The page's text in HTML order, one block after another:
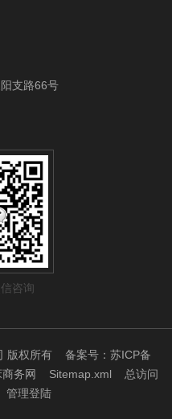
支路66号
咨询
版权所有备案号：苏ICP备
务网 Sitemap.xml 总访问
管理登陆